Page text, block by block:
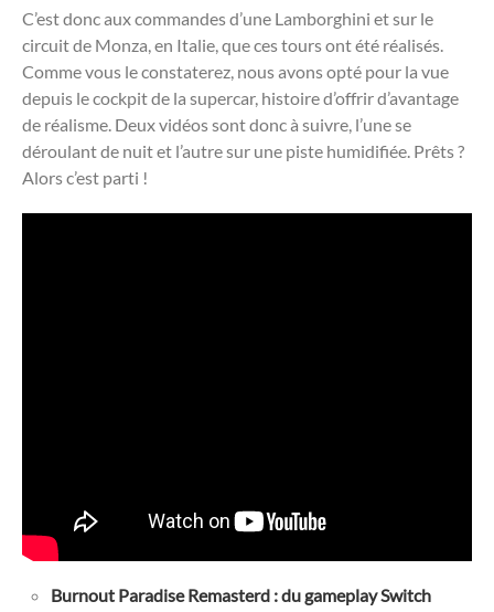
C’est donc aux commandes d’une Lamborghini et sur le
circuit de Monza, en Italie, que ces tours ont été réalisés.
Comme vous le constaterez, nous avons opté pour la vue
depuis le cockpit de la supercar, histoire d’offrir d’avantage
de réalisme. Deux vidéos sont donc à suivre, l’une se
déroulant de nuit et l’autre sur une piste humidifiée. Prêts ?
Alors c’est parti !
Burnout Paradise Remasterd : du gameplay Switch